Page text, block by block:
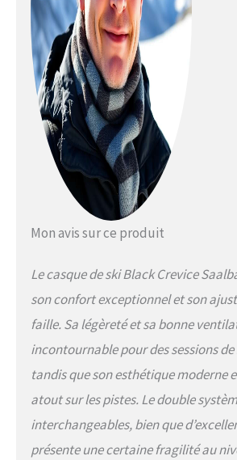
de snowboard
la norme de
CE : EN 1077 :
équipements
air. Nos produits
protection
port maximal
Mon avis sur ce produit
Le casque de ski Black Crevice
son confort exceptionnel et son
faille. Sa légèreté et sa bonne
incontournable pour des sessions de
tandis que son esthétique moderne
atout sur les pistes. Le double
interchangeables, bien que
présente une certaine fragilité au